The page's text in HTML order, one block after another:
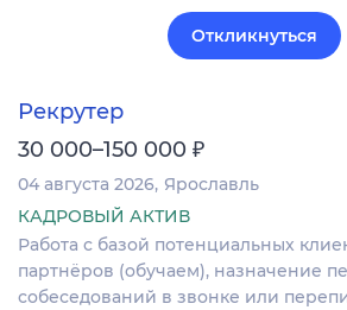
Откликнуться
Рекрутер
30 000–150 000 ₽
04 августа 2026 Ярославль
КАДРОВЫЙ АКТИВ
Работа с базой потенциальных
партнёров (обучаем), назначение
собеседований в звонке или